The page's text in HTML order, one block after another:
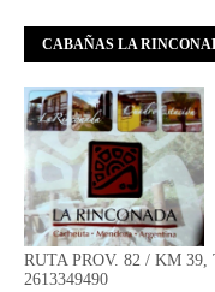
CABAÑAS LA
RUTA PROV. 82 / KM 39,
2613349490